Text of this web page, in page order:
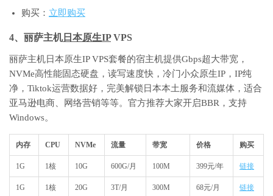
购买： 立即购买
4、丽萨主机日本原生IPVPS
丽萨主机日本原生IP VPS套餐的宿主机提供Gbps超大带宽，
NVMe高性能固态硬盘，读写速度快，冷门小众原生IP，IP纯
净，Tiktok运营数据好，完美解锁日本本土服务和流媒体，适合
亚马逊电商、网络营销等等。官方推荐大家开启BBR，支持
Windows。
内存 CPU NVMe 流量 带宽 价格 购买
1G 1核 10G 600G/月 100M 399元/年 链接
1G 1核 20G 3T/月 300M 68元/月 链接